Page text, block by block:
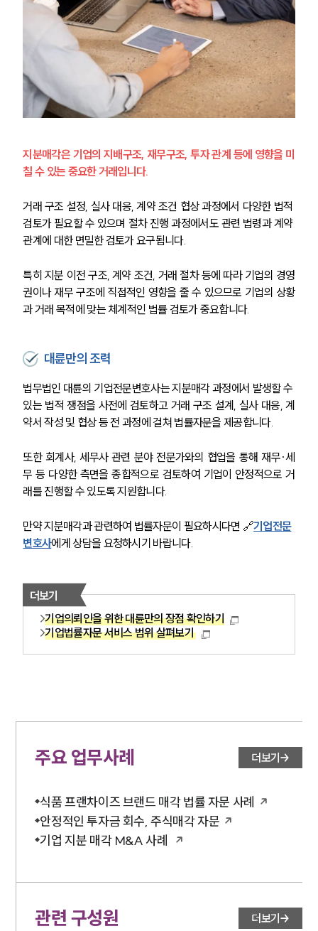
지분매각은 기업의 지배구조, 재무구조, 투자 관계 등에 영향을 미
칠 수 있는 중요한 거래입니다.
거래 구조 설정, 실사 대응, 계약 조건 협상 과정에서 다양한 법적
검토가 필요할 수 있으며 절차 진행 과정에서도 관련 법령과 계약
관계에 대한 면밀한 검토가 요구됩니다.
특히 지분 이전 구조, 계약 조건, 거래 절차 등에 따라 기업의 경영
권이나 재무 구조에 직접적인 영향을 줄 수 있으므로 기업의 상황
과 거래 목적에 맞는 체계적인 법률 검토가 중요합니다.
대륜만의 조력
법무법인 대륜의 기업전문변호사는 지분매각 과정에서 발생할 수
있는 법적 쟁점을 사전에 검토하고 거래 구조 설계, 실사 대응, 계
약서 작성 및 협상 등 전 과정에 걸쳐 법률자문을 제공합니다.
또한 회계사, 세무사 관련 분야 전문가와의 협업을 통해 재무·세
무 등 다양한 측면을 종합적으로 검토하여 기업이 안정적으로 거
래를 진행할 수 있도록 지원합니다.
만약 지분매각과 관련하여 법률자문이 필요하시다면 🔗기업전문
변호사에게 상담을 요청하시기 바랍니다.
더보기
기업의뢰인을 위한 대륜만의 장점 확인하기
기업법률자문 서비스 범위 살펴보기
주요 업무사례 더보기
식품 프랜차이즈 브랜드 매각 법률 자문 사례
안정적인 투자금 회수, 주식매각 자문
기업 지분 매각 M&A 사례
관련 구성원 더보기